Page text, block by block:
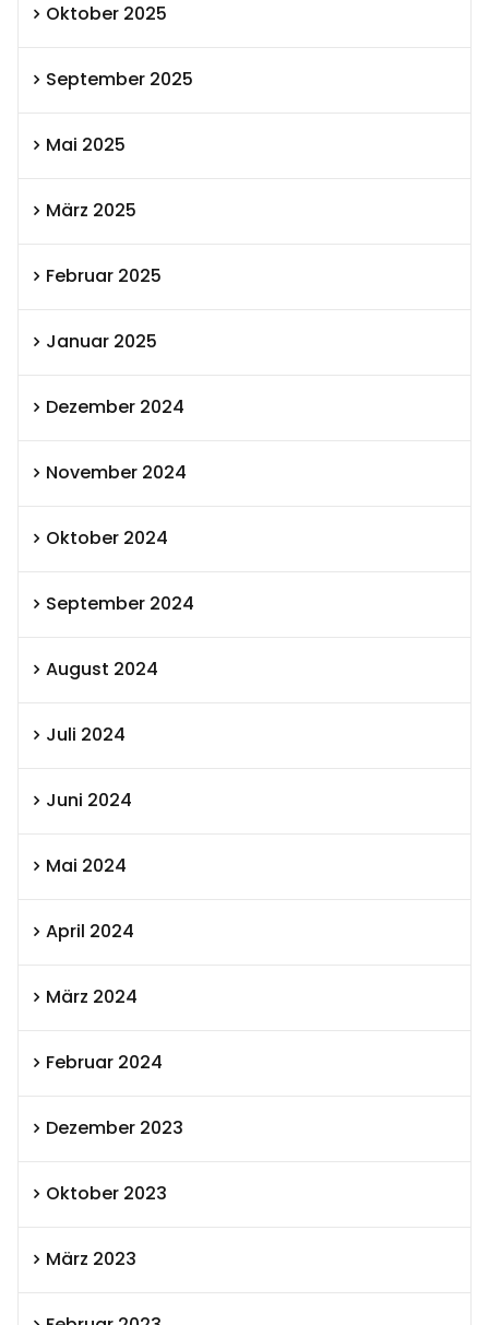
Oktober 2025
September 2025
Mai 2025
März 2025
Februar 2025
Januar 2025
Dezember 2024
November 2024
Oktober 2024
September 2024
August 2024
Juli 2024
Juni 2024
Mai 2024
April 2024
März 2024
Februar 2024
Dezember 2023
Oktober 2023
März 2023